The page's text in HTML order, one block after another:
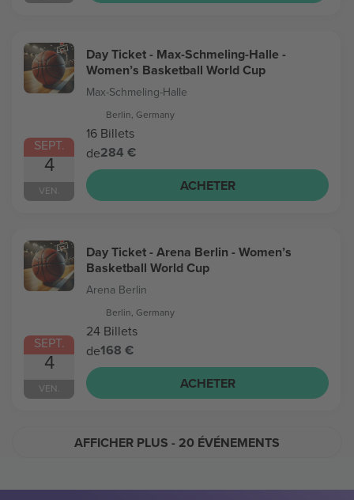
SEPT.
4
VEN.
Day Ticket - Max-Schmeling-Halle -
Women’s Basketball World Cup
Max-Schmeling-Halle
Berlin, Germany
16 Billets
de284 €
ACHETER
SEPT.
4
VEN.
Day Ticket - Arena Berlin - Women’s
Basketball World Cup
Arena Berlin
Berlin, Germany
24 Billets
de168 €
ACHETER
AFFICHER PLUS - 20 ÉVÉNEMENTS